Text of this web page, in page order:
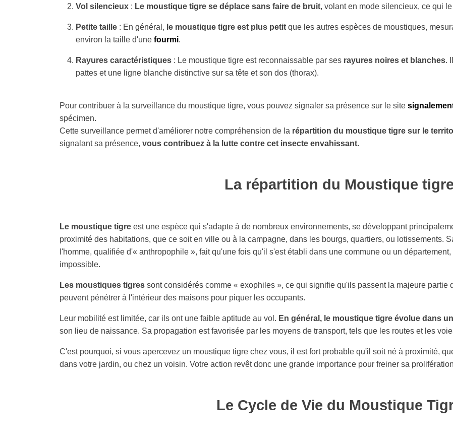
Vol silencieux : Le moustique tigre se déplace sans faire de bruit, volant en mode silencieux, ce qui
Petite taille : En général, le moustique tigre est plus petit que les autres espèces de moustiques,
environ la taille d'une fourmi.
Rayures caractéristiques : Le moustique tigre est reconnaissable par ses rayures noires et blanches.
pattes et une ligne blanche distinctive sur sa tête et son dos (thorax).
Pour contribuer à la surveillance du moustique tigre, vous pouvez signaler sa présence sur le site
spécimen.
Cette surveillance permet d'améliorer notre compréhension de la répartition du moustique tigre sur le
signalant sa présence, vous contribuez à la lutte contre cet insecte envahissant.
La répartition du Moustique tigre
Le moustique tigre est une espèce qui s'adapte à de nombreux environnements, se développant
proximité des habitations, que ce soit en ville ou à la campagne, dans les bourgs, quartiers, ou lotissements.
l'homme, qualifiée d'« anthropophile », fait qu'une fois qu'il s'est établi dans une commune ou un département,
impossible.
Les moustiques tigres sont considérés comme « exophiles », ce qui signifie qu'ils passent la majeure partie
peuvent pénétrer à l'intérieur des maisons pour piquer les occupants.
Leur mobilité est limitée, car ils ont une faible aptitude au vol. En général, le moustique tigre évolue dans
son lieu de naissance. Sa propagation est favorisée par les moyens de transport, tels que les routes et les
C'est pourquoi, si vous apercevez un moustique tigre chez vous, il est fort probable qu'il soit né à proximité,
dans votre jardin, ou chez un voisin. Votre action revêt donc une grande importance pour freiner sa
Le Cycle de Vie du Moustique